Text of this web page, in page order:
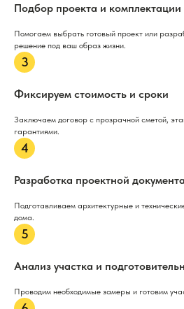
Подбор проекта и комплектации
Помогаем выбрать готовый проект или
решение под ваш образ жизни.
Фиксируем стоимость и сроки
Заключаем договор с прозрачной сметой,
гарантиями.
Разработка проектной
Подготавливаем архитектурные и
дома.
Анализ участка и
Проводим необходимые замеры и готовим